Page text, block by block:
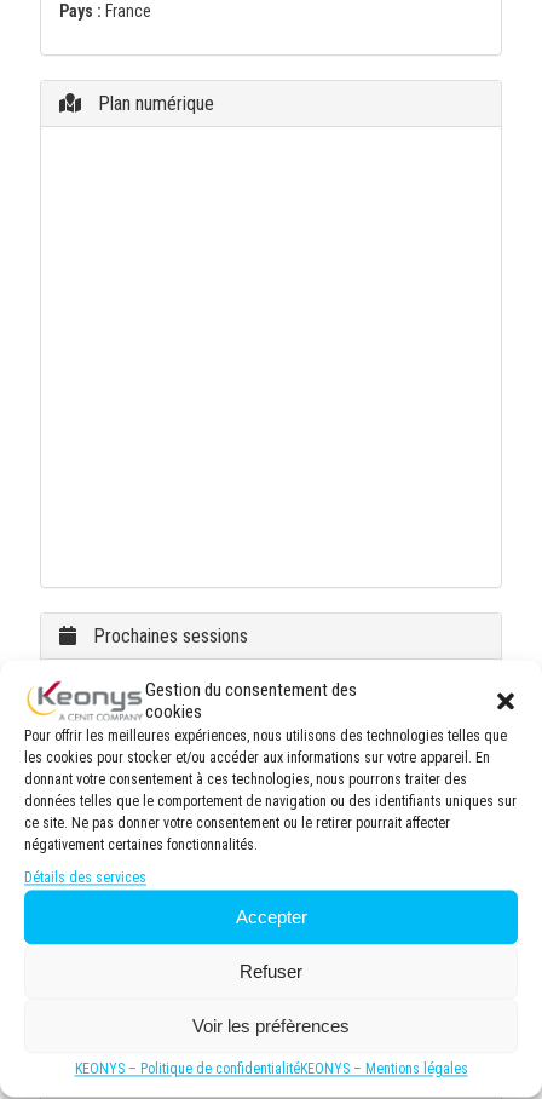
Gestion du consentement des
cookies
Pour offrir les meilleures expériences, nous utilisons des technologies telles que
les cookies pour stocker et/ou accéder aux informations sur votre appareil. En
donnant votre consentement à ces technologies, nous pourrons traiter des
données telles que le comportement de navigation ou des identifiants uniques sur
ce site. Ne pas donner votre consentement ou le retirer pourrait affecter
négativement certaines fonctionnalités.
Détails des services
Accepter
Refuser
Voir les préfèrences
KEONYS – Politique de confidentialitéKEONYS – Mentions légales
Pays : France
Plan numérique
Prochaines sessions
07/09/26 9:00 → 11/09/26 17:00 Présentiel
de base de CATIA V5 / CATIA V5 Fundamentals
05/10/26 9:00 → 09/10/26 17:00 Présentiel
Expert de
conception mécanique CATIA V5 / CATIA V5 Mechanical
Design Expert
12/10/26 9:00 → 16/10/26 17:00
EXPRESS
19/10/26 9:00 → 19/10/26 17:00
Nouveauté
Initiation au dessin industriel
26/10/26 9:00 → 26/10/26 17:00 Présentiel
the 3DEXPERIENCE platform